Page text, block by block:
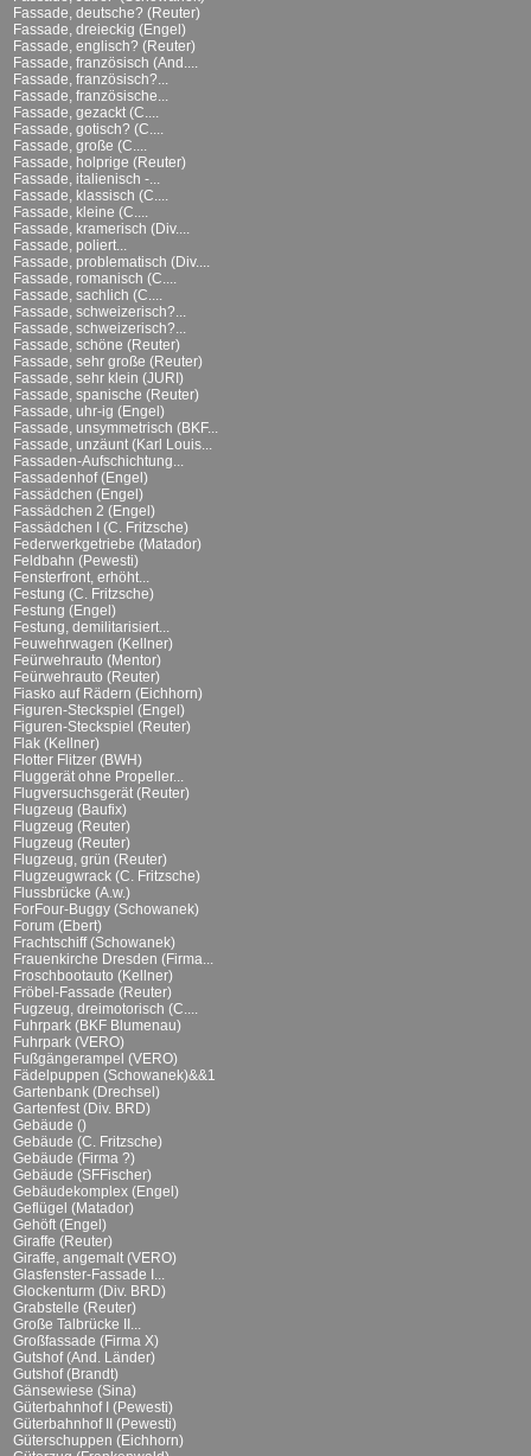
Fassade, deutsche? (Reuter)
Fassade, dreieckig (Engel)
Fassade, englisch? (Reuter)
Fassade, französisch (And....
Fassade, französisch?...
Fassade, französische...
Fassade, gezackt (C....
Fassade, gotisch? (C....
Fassade, große (C....
Fassade, holprige (Reuter)
Fassade, italienisch -...
Fassade, klassisch (C....
Fassade, kleine (C....
Fassade, kramerisch (Div....
Fassade, poliert...
Fassade, problematisch (Div....
Fassade, romanisch (C....
Fassade, sachlich (C....
Fassade, schweizerisch?...
Fassade, schweizerisch?...
Fassade, schöne (Reuter)
Fassade, sehr große (Reuter)
Fassade, sehr klein (JURI)
Fassade, spanische (Reuter)
Fassade, uhr-ig (Engel)
Fassade, unsymmetrisch (BKF...
Fassade, unzäunt (Karl Louis...
Fassaden-Aufschichtung...
Fassadenhof (Engel)
Fassädchen (Engel)
Fassädchen 2 (Engel)
Fassädchen I (C. Fritzsche)
Federwerkgetriebe (Matador)
Feldbahn (Pewesti)
Fensterfront, erhöht...
Festung (C. Fritzsche)
Festung (Engel)
Festung, demilitarisiert...
Feuwehrwagen (Kellner)
Feürwehrauto (Mentor)
Feürwehrauto (Reuter)
Fiasko auf Rädern (Eichhorn)
Figuren-Steckspiel (Engel)
Figuren-Steckspiel (Reuter)
Flak (Kellner)
Flotter Flitzer (BWH)
Fluggerät ohne Propeller...
Flugversuchsgerät (Reuter)
Flugzeug (Baufix)
Flugzeug (Reuter)
Flugzeug (Reuter)
Flugzeug, grün (Reuter)
Flugzeugwrack (C. Fritzsche)
Flussbrücke (A.w.)
ForFour-Buggy (Schowanek)
Forum (Ebert)
Frachtschiff (Schowanek)
Frauenkirche Dresden (Firma...
Froschbootauto (Kellner)
Fröbel-Fassade (Reuter)
Fugzeug, dreimotorisch (C....
Fuhrpark (BKF Blumenau)
Fuhrpark (VERO)
Fußgängerampel (VERO)
Fädelpuppen (Schowanek)&&1
Gartenbank (Drechsel)
Gartenfest (Div. BRD)
Gebäude ()
Gebäude (C. Fritzsche)
Gebäude (Firma ?)
Gebäude (SFFischer)
Gebäudekomplex (Engel)
Geflügel (Matador)
Gehöft (Engel)
Giraffe (Reuter)
Giraffe, angemalt (VERO)
Glasfenster-Fassade I...
Glockenturm (Div. BRD)
Grabstelle (Reuter)
Große Talbrücke II...
Großfassade (Firma X)
Gutshof (And. Länder)
Gutshof (Brandt)
Gänsewiese (Sina)
Güterbahnhof I (Pewesti)
Güterbahnhof II (Pewesti)
Güterschuppen (Eichhorn)